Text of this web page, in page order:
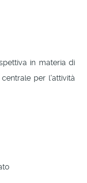
in materia di
per l'attività